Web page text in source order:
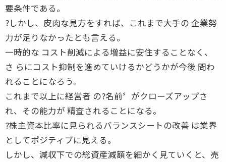
要条件である。
?しかし、皮肉な見方をすれば、これまで大手の 企業努
力が足りなかったとも言える。
一時的な コスト削減による増益に安住することなく、
さ らにコスト抑制を進めていけるかどうかが今後 問わ
れることになろう。
これまで以上に経営者 の?名前〞がクローズアップさ
れ、その能力が 精査されることになる。
?株主資本比率に見られるバランスシートの改善 は業界
としてポジティブに見える。
しかし、減収下での総資産減額を細かく見ていくと、売